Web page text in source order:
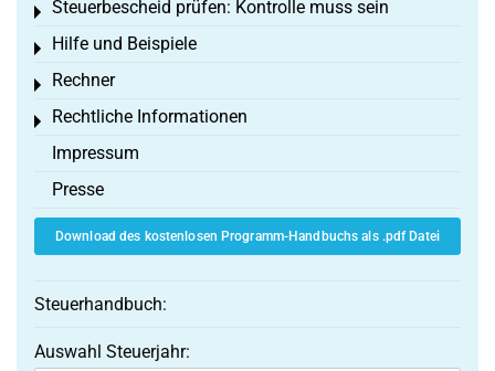
Steuerbescheid prüfen: Kontrolle muss sein
Toggle menu
Hilfe und Beispiele
Toggle menu
Rechner
Toggle menu
Rechtliche Informationen
Toggle menu
Impressum
Presse
Download des kostenlosen Programm-Handbuchs als .pdf Datei
Steuerhandbuch:
Auswahl Steuerjahr: